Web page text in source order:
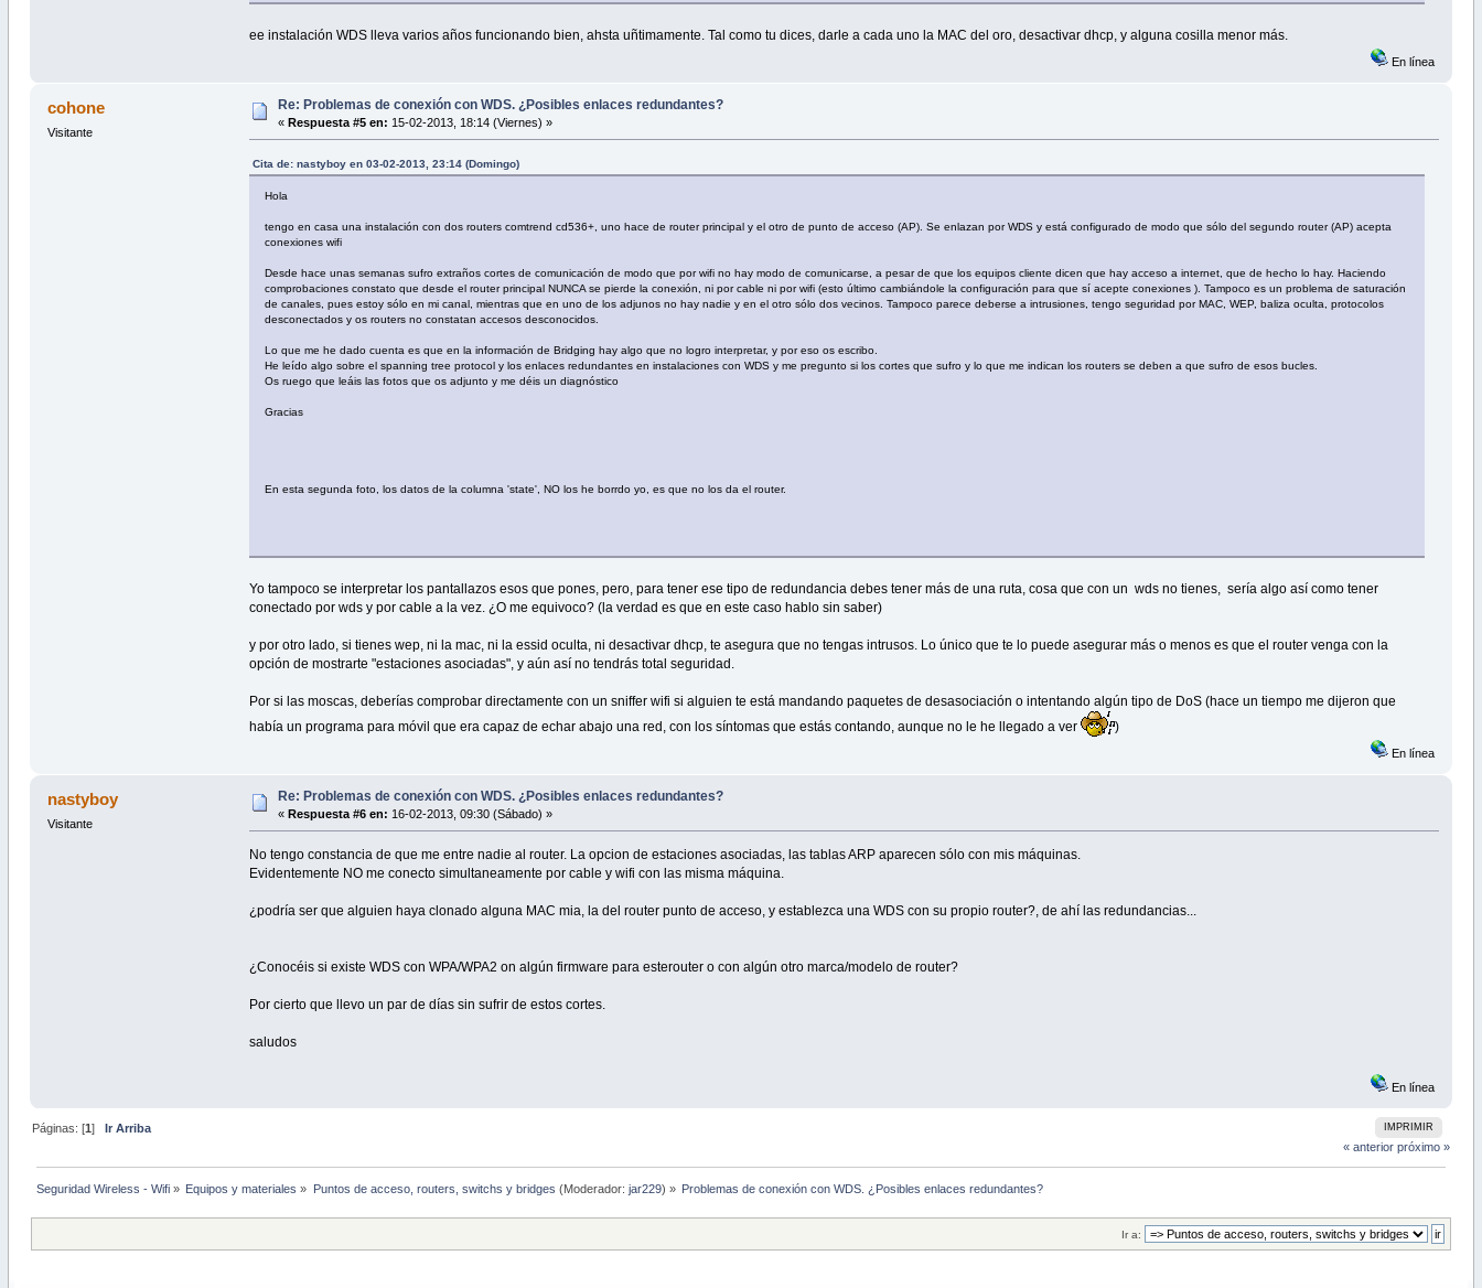
ee instalación WDS lleva varios años funcionando bien, ahsta uñtimamente. Tal como tu dices, darle a cada uno la MAC del oro, desactivar dhcp, y alguna cosilla menor más.
En línea
cohone
Visitante
Re: Problemas de conexión con WDS. ¿Posibles enlaces redundantes?
« Respuesta #5 en: 15-02-2013, 18:14 (Viernes) »
Cita de: nastyboy en 03-02-2013, 23:14 (Domingo)
Hola
tengo en casa una instalación con dos routers comtrend cd536+, uno hace de router principal y el otro de punto de acceso (AP). Se enlazan por WDS y está configurado de modo que sólo del segundo router (AP) acepta
conexiones wifi
Desde hace unas semanas sufro extraños cortes de comunicación de modo que por wifi no hay modo de comunicarse, a pesar de que los equipos cliente dicen que hay acceso a internet, que de hecho lo hay. Haciendo
comprobaciones constato que desde el router principal NUNCA se pierde la conexión, ni por cable ni por wifi (esto último cambiándole la configuración para que sí acepte conexiones ). Tampoco es un problema de saturación
de canales, pues estoy sólo en mi canal, mientras que en uno de los adjunos no hay nadie y en el otro sólo dos vecinos. Tampoco parece deberse a intrusiones, tengo seguridad por MAC, WEP, baliza oculta, protocolos
desconectados y os routers no constatan accesos desconocidos.
Lo que me he dado cuenta es que en la información de Bridging hay algo que no logro interpretar, y por eso os escribo.
He leído algo sobre el spanning tree protocol y los enlaces redundantes en instalaciones con WDS y me pregunto si los cortes que sufro y lo que me indican los routers se deben a que sufro de esos bucles.
Os ruego que leáis las fotos que os adjunto y me déis un diagnóstico
Gracias
En esta segunda foto, los datos de la columna 'state', NO los he borrdo yo, es que no los da el router.
Yo tampoco se interpretar los pantallazos esos que pones, pero, para tener ese tipo de redundancia debes tener más de una ruta, cosa que con un wds no tienes, sería algo así como tener
conectado por wds y por cable a la vez. ¿O me equivoco? (la verdad es que en este caso hablo sin saber)
y por otro lado, si tienes wep, ni la mac, ni la essid oculta, ni desactivar dhcp, te asegura que no tengas intrusos. Lo único que te lo puede asegurar más o menos es que el router venga con la
opción de mostrarte "estaciones asociadas", y aún así no tendrás total seguridad.
Por si las moscas, deberías comprobar directamente con un sniffer wifi si alguien te está mandando paquetes de desasociación o intentando algún tipo de DoS (hace un tiempo me dijeron que
había un programa para móvil que era capaz de echar abajo una red, con los síntomas que estás contando, aunque no le he llegado a ver
)
En línea
nastyboy
Visitante
Re: Problemas de conexión con WDS. ¿Posibles enlaces redundantes?
« Respuesta #6 en: 16-02-2013, 09:30 (Sábado) »
No tengo constancia de que me entre nadie al router. La opcion de estaciones asociadas, las tablas ARP aparecen sólo con mis máquinas.
Evidentemente NO me conecto simultaneamente por cable y wifi con las misma máquina.
¿podría ser que alguien haya clonado alguna MAC mia, la del router punto de acceso, y establezca una WDS con su propio router?, de ahí las redundancias...
¿Conocéis si existe WDS con WPA/WPA2 on algún firmware para esterouter o con algún otro marca/modelo de router?
Por cierto que llevo un par de días sin sufrir de estos cortes.
saludos
En línea
IMPRIMIR
Páginas: [1] Ir Arriba
« anterior próximo »
Seguridad Wireless - Wifi» Equipos y materiales » Puntos de acceso, routers, switchs y bridges (Moderador: jar229) » Problemas de conexión con WDS. ¿Posibles enlaces redundantes?
Ir a: